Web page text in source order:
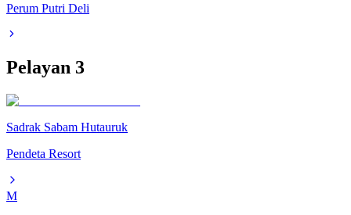
Perum Putri Deli
Pelayan 3
Sadrak Sabam Hutauruk
Pendeta Resort
M